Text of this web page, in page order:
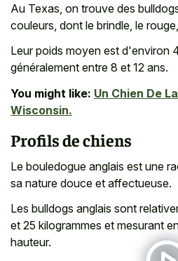
Au Texas, on trouve des
couleurs, dont le brindle, le
Leur poids moyen est d'environ
généralement entre 8 et 12 ans.
You might like: Un Chien De
Wisconsin.
Profils de chiens
Le bouledogue anglais est une
sa nature douce et affectueuse.
Les bulldogs anglais sont
et 25 kilogrammes et mesurant
hauteur.